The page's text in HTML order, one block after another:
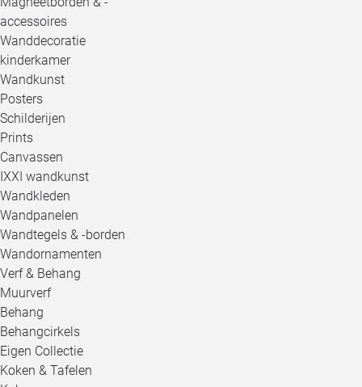
accessoires
Wanddecoratie
kinderkamer
Wandkunst
Posters
Schilderijen
Prints
Canvassen
IXXI wandkunst
Wandkleden
Wandpanelen
Wandtegels & -borden
Wandornamenten
Verf & Behang
Muurverf
Behang
Behangcirkels
Eigen Collectie
Koken & Tafelen